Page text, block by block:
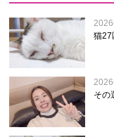
猫27
その